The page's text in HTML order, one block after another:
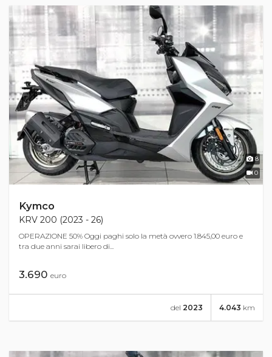
8
0
Kymco
KRV 200 (2023 - 26)
OPERAZIONE 50% Oggi paghi solo la metà ovvero 1.845,00 euro e
tra due anni sarai libero di...
3.690 euro
4.043 km
del 2023